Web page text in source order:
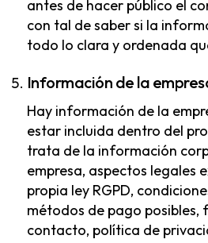
antes de hacer público el
con tal de saber si la
todo lo clara y ordenada
Información de la
Hay información de la
estar incluida dentro del
trata de la información
empresa, aspectos legales
propia ley RGPD,
métodos de pago posibles,
contacto, política de